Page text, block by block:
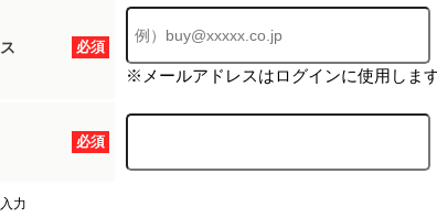
必須
※メールアドレスはログインに使用します
必須
力